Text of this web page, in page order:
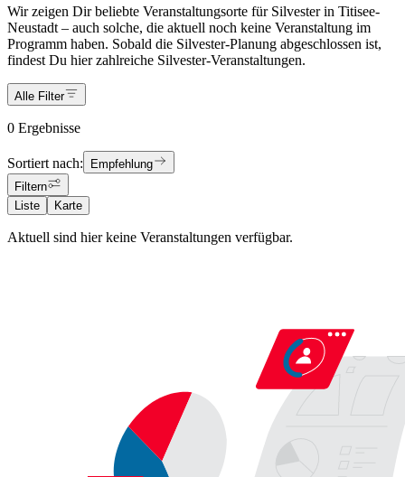
Wir zeigen Dir beliebte Veranstaltungsorte für Silvester in Titisee-
Neustadt – auch solche, die aktuell noch keine Veranstaltung im
Programm haben. Sobald die Silvester-Planung abgeschlossen ist,
findest Du hier zahlreiche Silvester-Veranstaltungen.
Alle Filter
0 Ergebnisse
Sortiert nach:
Empfehlung
Filtern
Liste
Karte
Aktuell sind hier keine Veranstaltungen verfügbar.